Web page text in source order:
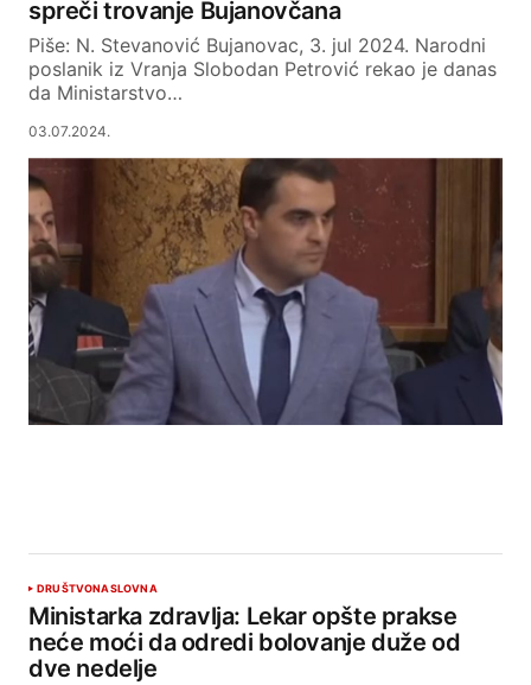
spreči trovanje Bujanovčana
Piše: N. Stevanović Bujanovac, 3. jul 2024. Narodni
poslanik iz Vranja Slobodan Petrović rekao je danas
da Ministarstvo…
03.07.2024.
DRUŠTVONASLOVNA
Ministarka zdravlja: Lekar opšte prakse
neće moći da odredi bolovanje duže od
dve nedelje